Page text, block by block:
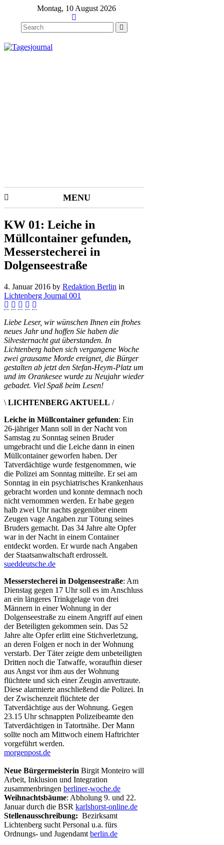
Montag, 10 August 2026
MENU
KW 01: Leiche in
Müllcontainer gefunden,
Messerstecherei in
Dolgenseestraße
4. Januar 2016 by Redaktion Berlin in
Lichtenberg Journal 001
Liebe Leser, wir wünschen Ihnen ein frohes
neues Jahr und hoffen Sie haben die
Silvesternacht gut überstanden. In
Lichtenberg haben sich vergangene Woche
zwei grausame Morde ereignet, die Bürger
gestalten ab jetzt den Stefan-Heym-Platz um
und im Orankesee wurde zu Neujahr wieder
gebadet. Viel Spaß beim Lesen!
\ LICHTENBERG AKTUELL /
Leiche in Müllcontainer gefunden: Ein
26-jähriger Mann soll in der Nacht von
Samstag zu Sonntag seinen Bruder
umgebracht und die Leiche dann in einen
Müllcontainer geworfen haben. Der
Tatverdächtige wurde festgenommen, wie
die Polizei am Sonntag mitteilte. Er sei am
Sonntag in ein psychiatrisches Krankenhaus
gebracht worden und konnte demnach noch
nicht vernommen werden. Er habe gegen
halb zwei Uhr nachts gegenüber einem
Zeugen vage Angaben zur Tötung seines
Bruders gemacht. Das 34 Jahre alte Opfer
war in der Nacht in einem Container
entdeckt worden. Er wurde nach Angaben
der Staatsanwaltschaft erdrosselt.
sueddeutsche.de
Messerstecherei in Dolgenseestraße: Am
Dienstag gegen 17 Uhr soll es im Anschluss
an ein längeres Trinkgelage von drei
Männern in einer Wohnung in der
Dolgenseestraße zu einem Angriff auf einen
der Beteiligten gekommen sein. Das 52
Jahre alte Opfer erlitt eine Stichverletzung,
an deren Folgen er noch in der Wohnung
verstarb. Der Täter zeigte dem unbeteiligten
Dritten noch die Tatwaffe, woraufhin dieser
aus Angst vor ihm aus der Wohnung
flüchtete und sich einer Zeugin anvertraute.
Diese alarmierte anschließend die Polizei. In
der Zwischenzeit flüchtete der
Tatverdächtige aus der Wohnung. Gegen
23.15 Uhr schnappten Polizeibeamte den
Tatverdächtigen in Tatortnähe. Der Mann
sollte noch am Mittwoch einem Haftrichter
vorgeführt werden.
morgenpost.de
Neue Bürgermeisterin Birgit Monteiro will
Arbeit, Inklusion und Integration
zusammenbringen berliner-woche.de
Weihnachtsbäume: Abholung 9. und 22.
Januar durch die BSR karlshorst-online.de
Stellenausschreibung: Bezirksamt
Lichtenberg sucht Personal u.a. fürs
Ordnungs- und Jugendamt berlin.de